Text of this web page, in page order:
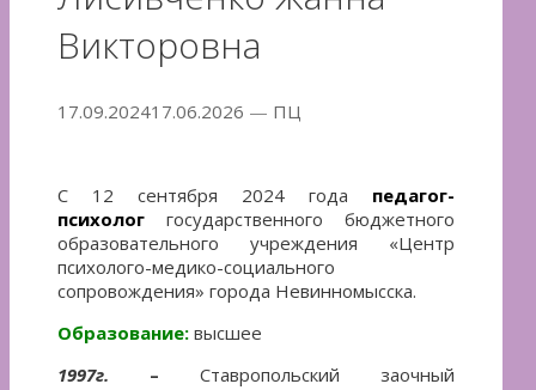
Викторовна
17.09.202417.06.2026 — ПЦ
С 12 сентября 2024 года педагог-
психолог
государственного бюджетного
образовательного учреждения «Центр
психолого-медико-социального
сопровождения» города Невинномысска.
Образование: высшее
1997г. – Ставропольский заочный